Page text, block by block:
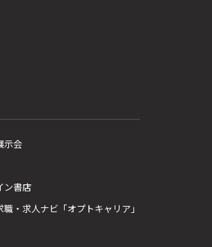
示会
ン書店
・求人ナビ「オプトキャリア」